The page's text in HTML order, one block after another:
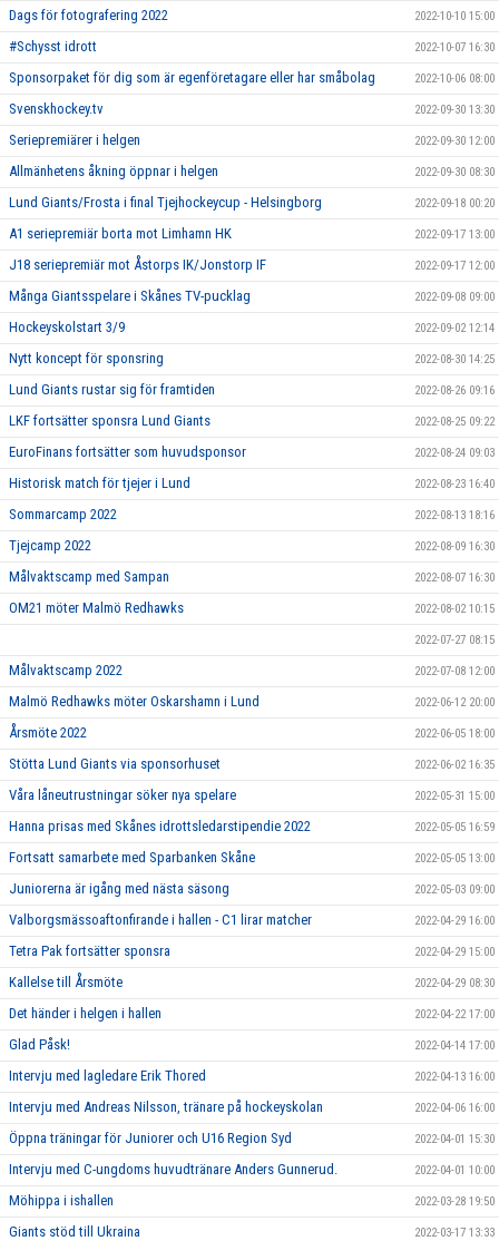
Dags för fotografering 2022 2022-10-10 15:00
#Schysst idrott 2022-10-07 16:30
Sponsorpaket för dig som är egenföretagare eller har småbolag 2022-10-06 08:00
Svenskhockey.tv 2022-09-30 13:30
Seriepremiärer i helgen 2022-09-30 12:00
Allmänhetens åkning öppnar i helgen 2022-09-30 08:30
Lund Giants/Frosta i final Tjejhockeycup - Helsingborg 2022-09-18 00:20
A1 seriepremiär borta mot Limhamn HK 2022-09-17 13:00
J18 seriepremiär mot Åstorps IK/Jonstorp IF 2022-09-17 12:00
Många Giantsspelare i Skånes TV-pucklag 2022-09-08 09:00
Hockeyskolstart 3/9 2022-09-02 12:14
Nytt koncept för sponsring 2022-08-30 14:25
Lund Giants rustar sig för framtiden 2022-08-26 09:16
LKF fortsätter sponsra Lund Giants 2022-08-25 09:22
EuroFinans fortsätter som huvudsponsor 2022-08-24 09:03
Historisk match för tjejer i Lund 2022-08-23 16:40
Sommarcamp 2022 2022-08-13 18:16
Tjejcamp 2022 2022-08-09 16:30
Målvaktscamp med Sampan 2022-08-07 16:30
OM21 möter Malmö Redhawks 2022-08-02 10:15
2022-07-27 08:15
Målvaktscamp 2022 2022-07-08 12:00
Malmö Redhawks möter Oskarshamn i Lund 2022-06-12 20:00
Årsmöte 2022 2022-06-05 18:00
Stötta Lund Giants via sponsorhuset 2022-06-02 16:35
Våra låneutrustningar söker nya spelare 2022-05-31 15:00
Hanna prisas med Skånes idrottsledarstipendie 2022 2022-05-05 16:59
Fortsatt samarbete med Sparbanken Skåne 2022-05-05 13:00
Juniorerna är igång med nästa säsong 2022-05-03 09:00
Valborgsmässoaftonfirande i hallen - C1 lirar matcher 2022-04-29 16:00
Tetra Pak fortsätter sponsra 2022-04-29 15:00
Kallelse till Årsmöte 2022-04-29 08:30
Det händer i helgen i hallen 2022-04-22 17:00
Glad Påsk! 2022-04-14 17:00
Intervju med lagledare Erik Thored 2022-04-13 16:00
Intervju med Andreas Nilsson, tränare på hockeyskolan 2022-04-06 16:00
Öppna träningar för Juniorer och U16 Region Syd 2022-04-01 15:30
Intervju med C-ungdoms huvudtränare Anders Gunnerud. 2022-04-01 10:00
Möhippa i ishallen 2022-03-28 19:50
Giants stöd till Ukraina 2022-03-17 13:33